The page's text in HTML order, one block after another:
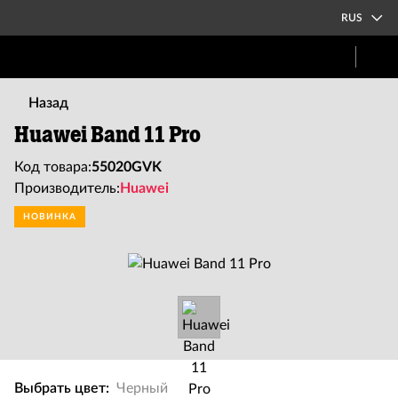
RUS
Назад
Huawei Band 11 Pro
Код товара:55020GVK
Производитель: Huawei
НОВИНКА
Выбрать цвет: Черный